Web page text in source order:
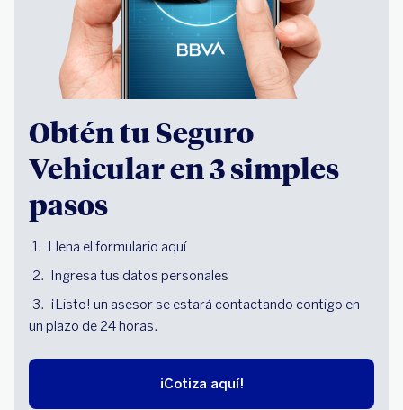
Obtén tu Seguro
Vehicular en 3 simples
pasos
Llena el formulario aquí
Ingresa tus datos personales
¡Listo! un asesor se estará contactando contigo en
un plazo de 24 horas.
¡Cotiza aquí!